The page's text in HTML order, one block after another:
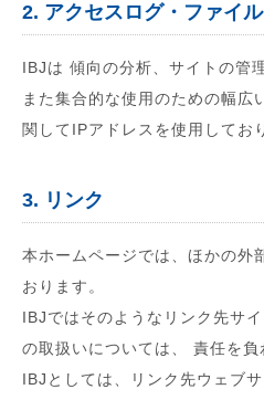
2. アクセスログ・ファイル
IBJは 傾向の分析、サイトの管
また集合的な使用のための幅広
関してIPアドレスを使用してお
3. リンク
本ホームページでは、ほかの外
おります。
IBJではそのようなリンク先サ
の取扱いについては、 責任を負
IBJとしては、リンク先ウェブ